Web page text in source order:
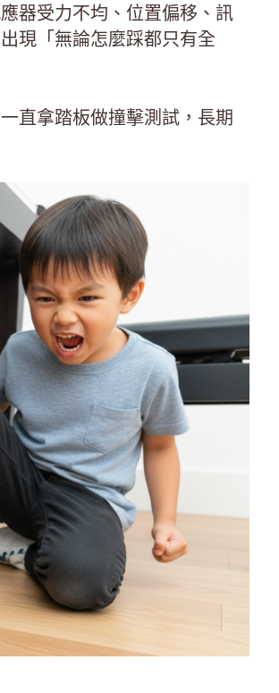
器受力不均、位置偏移、訊
現「無論怎麼踩都只有全
一直拿踏板做撞擊測試，長期